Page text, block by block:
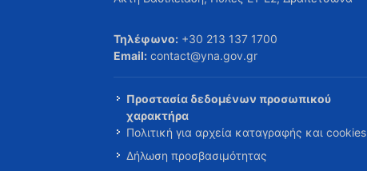
Τηλέφωνο: +30 213 137 1700
Email: contact@yna.gov.gr
Προστασία δεδομένων προσωπικού
χαρακτήρα
Πολιτική για αρχεία καταγραφής και cookies
Δήλωση προσβασιμότητας